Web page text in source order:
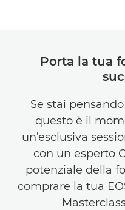
Porta la tua
Se stai
questo è il
un’esclusiva
con un esperto
potenziale della
comprare la tua